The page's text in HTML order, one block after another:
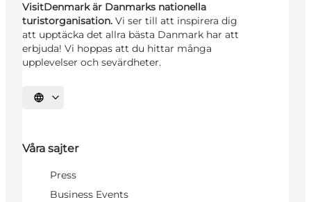
VisitDenmark är Danmarks nationella
turistorganisation. Vi ser till att inspirera dig
att upptäcka det allra bästa Danmark har att
erbjuda! Vi hoppas att du hittar många
upplevelser och sevärdheter.
Välj språk
Våra sajter
Press
Business Events